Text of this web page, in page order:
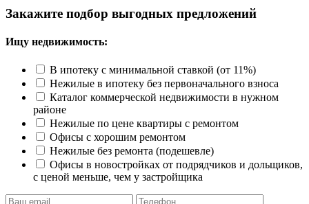
Закажите подбор выгодных предложений
Ищу недвижимость:
В ипотеку с минимальной ставкой (от 11%)
Нежилые в ипотеку без первоначального взноса
Каталог коммерческой недвижимости в нужном
районе
Нежилые по цене квартиры с ремонтом
Офисы с хорошим ремонтом
Нежилые без ремонта (подешевле)
Офисы в новостройках от подрядчиков и дольщиков,
с ценой меньше, чем у застройщика